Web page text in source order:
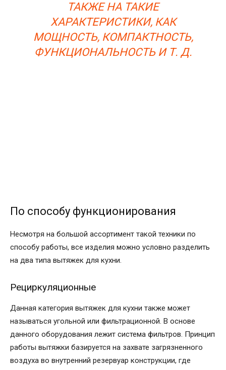
ТАКЖЕ НА ТАКИЕ
ХАРАКТЕРИСТИКИ, КАК
МОЩНОСТЬ, КОМПАКТНОСТЬ,
ФУНКЦИОНАЛЬНОСТЬ И Т. Д.
По способу функционирования
Несмотря на большой ассортимент такой техники по
способу работы, все изделия можно условно разделить
на два типа вытяжек для кухни.
Рециркуляционные
Данная категория вытяжек для кухни также может
называться угольной или фильтрационной. В основе
данного оборудования лежит система фильтров. Принцип
работы вытяжки базируется на захвате загрязненного
воздуха во внутренний резервуар конструкции, где